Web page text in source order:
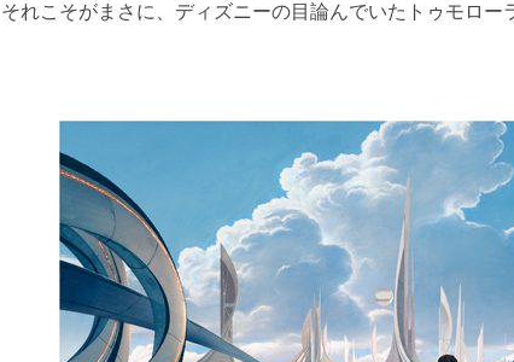
それこそがまさに、ディズニーの目論んでいたトゥモロー